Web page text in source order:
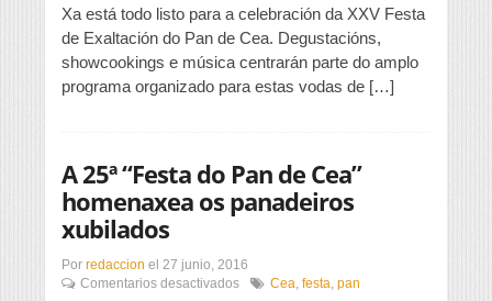
coa
Ruta
dos
Fornos
Xa está todo listo para a celebración da XXV Festa
de Exaltación do Pan de Cea. Degustacións,
showcookings e música centrarán parte do amplo
programa organizado para estas vodas de […]
A 25ª “Festa do Pan de Cea”
homenaxea os panadeiros
xubilados
Por redaccion el 27 junio, 2016
Comentarios desactivadosen
Cea festa pan